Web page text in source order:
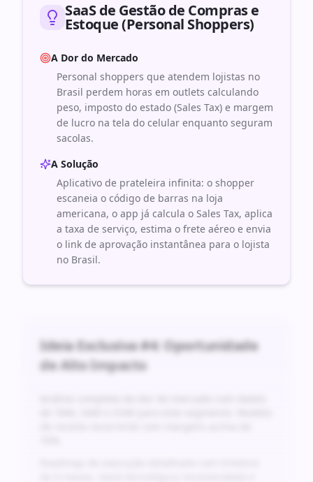
SaaS de Gestão de Compras e
Estoque (Personal Shoppers)
A Dor do Mercado
Personal shoppers que atendem lojistas no
Brasil perdem horas em outlets calculando
peso, imposto do estado (Sales Tax) e margem
de lucro na tela do celular enquanto seguram
sacolas.
A Solução
Aplicativo de prateleira infinita: o shopper
escaneia o código de barras na loja
americana, o app já calcula o Sales Tax, aplica
a taxa de serviço, estima o frete aéreo e envia
o link de aprovação instantânea para o lojista
no Brasil.
Ideia Exclusiva #4: Oportunidade
de Alto Impacto